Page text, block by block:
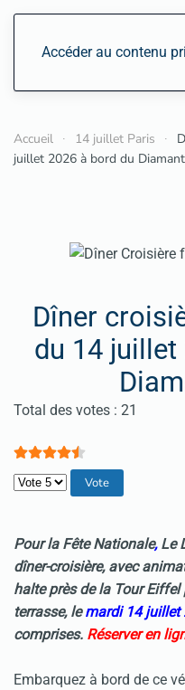
Accéder au contenu
Accueil 14 juillet Paris
juillet 2026 à bord du
Dîner
du 14 juillet
Vote utilisateur:4.5
Total des votes : 21
Veuillez voter
Pour la Fête Nationale, Le
dîner-croisière, avec
halte près de la Tour
terrasse, le mardi 14 juillet
comprises. Réserver en
Embarquez à bord de ce